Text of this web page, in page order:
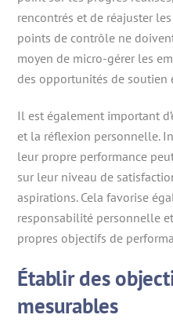
rencontrés et de réajuster
points de contrôle ne
moyen de micro-gérer les
des opportunités de soutien
Il est également important
et la réflexion personnelle.
leur propre performance
sur leur niveau de
aspirations. Cela favorise
responsabilité personnelle
propres objectifs de
Établir des
mesurables